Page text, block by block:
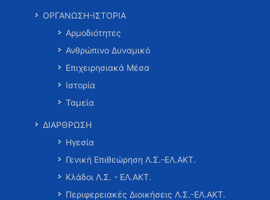
ΟΡΓΑΝΩΣΗ-ΙΣΤΟΡΙΑ
Αρμοδιότητες
Ανθρώπινο Δυναμικό
Επιχειρησιακά Μέσα
Ιστορία
Ταμεία
ΔΙΑΡΘΡΩΣΗ
Ηγεσία
Γενική Επιθεώρηση Λ.Σ.-ΕΛ.ΑΚΤ.
Κλάδοι Λ.Σ. - ΕΛ.ΑΚΤ.
Περιφερειακές Διοικήσεις Λ.Σ.-ΕΛ.ΑΚΤ.